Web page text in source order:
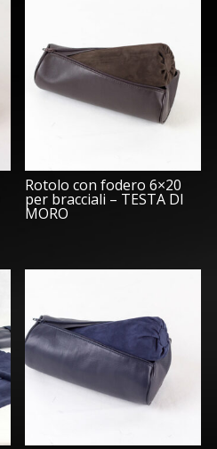
Rotolo con fodero 6×20
per bracciali – TESTA DI
MORO